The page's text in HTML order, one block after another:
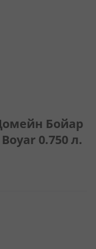
Бойар
0.750 л.